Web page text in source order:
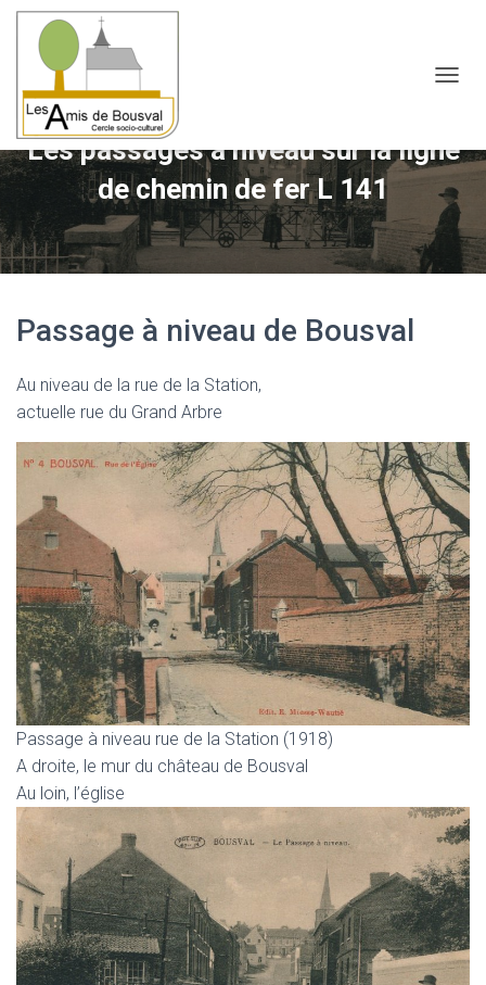
Les passages à niveau sur la ligne
de chemin de fer L 141
Passage à niveau de Bousval
Au niveau de la rue de la Station,
actuelle rue du Grand Arbre
Passage à niveau rue de la Station (1918)
A droite, le mur du château de Bousval
Au loin, l’église